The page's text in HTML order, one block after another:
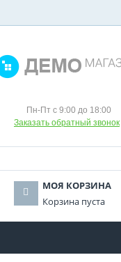
Пн-Пт с 9:00 до 18:00
Заказать обратный звонок
МОЯ КОРЗИНА
Корзина пуста